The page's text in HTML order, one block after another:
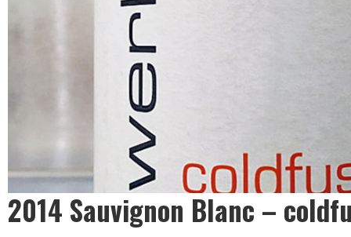
kurz
für
2014 Sauvignon Blanc –